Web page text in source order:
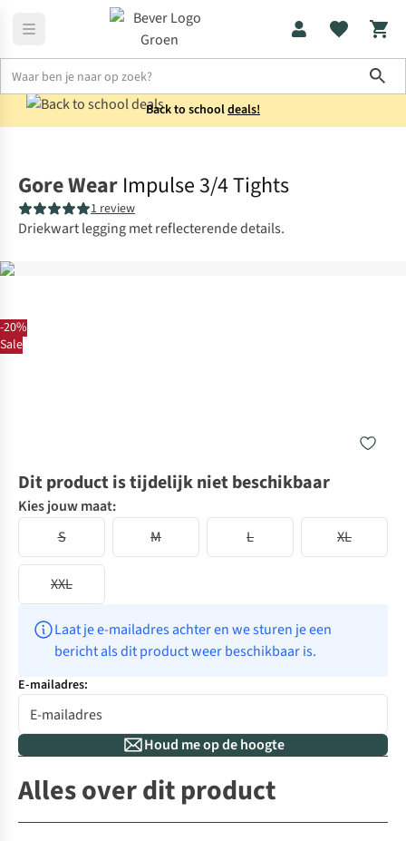
Back to schooldeals!
-20%
Sale
Gore Wear Impulse 3/4 Tights
1 review
Driekwart legging met reflecterende details.
Dit product is tijdelijk niet beschikbaar
Kies jouw maat:
S
M L XL
XXL
Laat je e-mailadres achter en we sturen je een
bericht als dit product weer beschikbaar is.
E-mailadres:
Houd me op de hoogte
Alles over dit product